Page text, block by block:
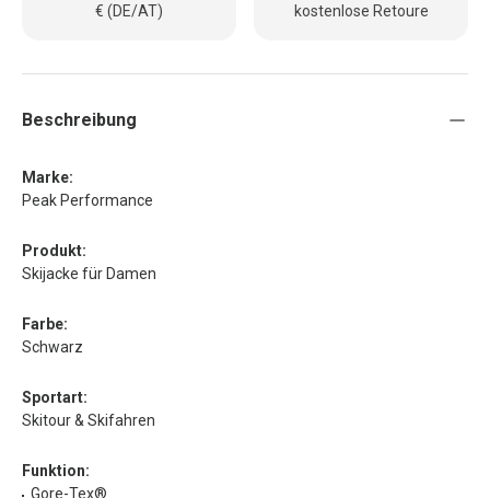
€ (DE/AT)
kostenlose Retoure
Beschreibung
Marke:
Peak Performance
Produkt:
Skijacke für Damen
Farbe:
Schwarz
Sportart:
Skitour & Skifahren
Funktion:
Gore-Tex®